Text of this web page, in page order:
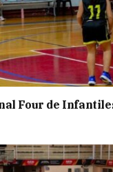
Four de